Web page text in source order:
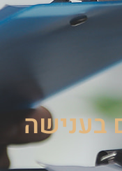
גרם, אשר מסתיים בענישה